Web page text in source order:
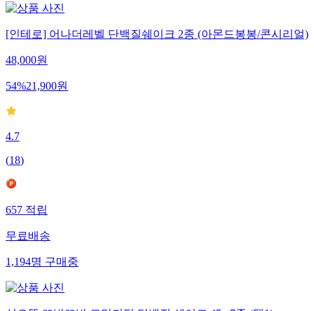
[인테로] 어나더레벨 단백질쉐이크 2종 (아몬드봉봉/콘시리얼)
48,000원
54%21,900원
4.7
(18)
657적립
무료배송
1,194명구매중